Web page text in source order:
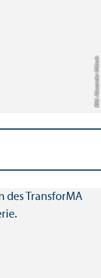
Bild: Alexander Münch